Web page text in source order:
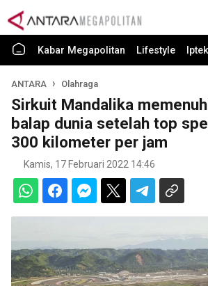
Kabar Megapolitan Lifestyle Iptek
ANTARA Olahraga
Sirkuit Mandalika
balap dunia setelah top
300 kilometer per jam
Kamis, 17 Februari 2022 14:46